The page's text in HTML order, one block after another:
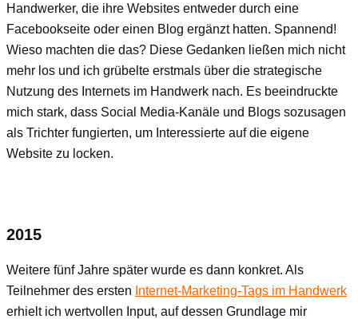
Handwerker, die ihre Websites entweder durch eine
Facebookseite oder einen Blog ergänzt hatten. Spannend!
Wieso machten die das? Diese Gedanken ließen mich nicht
mehr los und ich grübelte erstmals über die strategische
Nutzung des Internets im Handwerk nach. Es beeindruckte
mich stark, dass Social Media-Kanäle und Blogs sozusagen
als Trichter fungierten, um Interessierte auf die eigene
Website zu locken.
2015
Weitere fünf Jahre später wurde es dann konkret. Als
Teilnehmer des ersten Internet-Marketing-Tags im Handwerk
erhielt ich wertvollen Input, auf dessen Grundlage mir